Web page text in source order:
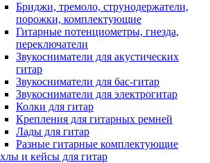
Бриджи, тремоло, струнодержатели,
порожки, комплектующие
Гитарные потенциометры, гнезда,
переключатели
Звукосниматели для акустических
гитар
Звукосниматели для бас-гитар
Звукосниматели для электрогитар
Колки для гитар
Крепления для гитарных ремней
Лады для гитар
Разные гитарные комплектующие
и кейсы для гитар